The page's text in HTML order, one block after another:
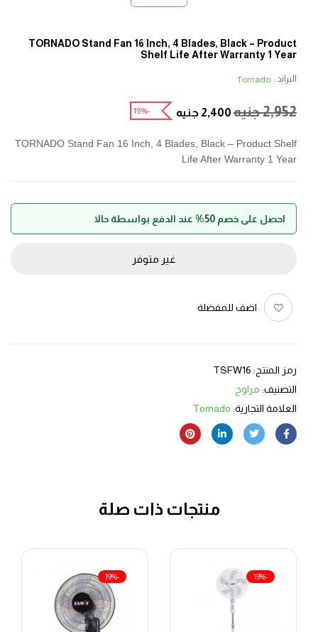
TORNADO Stand Fan 16 Inch, 4 Blades, Black – Product
Shelf Life After Warranty 1 Year
البراند : Tornado
2,952جنيه 2,400 جنيه -19%
TORNADO Stand Fan 16 Inch, 4 Blades, Black – Product Shelf
Life After Warranty 1 Year
احصل على خصم 50% عند الدفع بواسطة حالا
غير متوفر
اضف للمفضلة
رمز المنتج: TSFW16
التصنيف: مراوح
العلامة التجارية: Tornado
منتجات ذات صلة
-19%
-19%